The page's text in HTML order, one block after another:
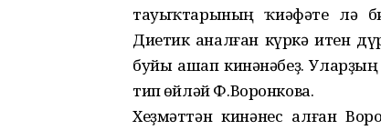
тауыҡтарының ҡиәфәте лә
Диетик һаналған күркә итен
буйы ашап кинәнәбеҙ. Уларҙың
тип һөйләй Ф.Воронкова.
Хеҙмәттән кинәнес алған